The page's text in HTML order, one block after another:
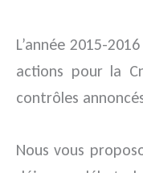
L’année 2015-
actions pour la
contrôles
Nous vous